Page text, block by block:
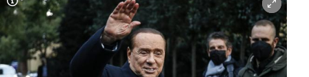
Copyright-Hinweis öffnen/schließen